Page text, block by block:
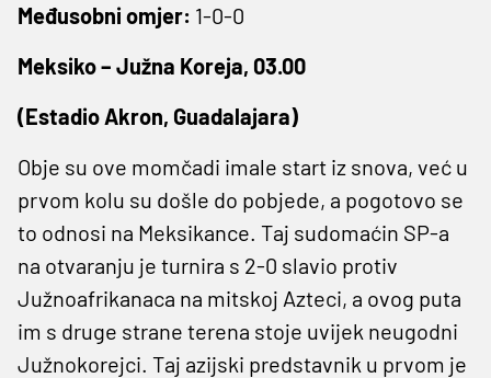
Međusobni omjer: 1-0-0
Meksiko – Južna Koreja, 03.00
(Estadio Akron, Guadalajara)
Obje su ove momčadi imale start iz snova, već u
prvom kolu su došle do pobjede, a pogotovo se
to odnosi na Meksikance. Taj sudomaćin SP-a
na otvaranju je turnira s 2-0 slavio protiv
Južnoafrikanaca na mitskoj Azteci, a ovog puta
im s druge strane terena stoje uvijek neugodni
Južnokorejci. Taj azijski predstavnik u prvom je